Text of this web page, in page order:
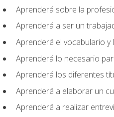
Aprenderá sobre la
Aprenderá a ser un
Aprenderá el vocabulario
Aprenderá lo necesario
Aprenderá los diferentes
Aprenderá a elaborar un
Aprenderá a realizar